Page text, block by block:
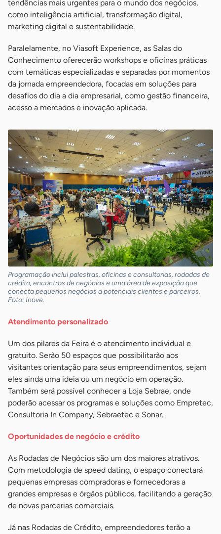
tendências mais urgentes para o mundo dos negócios,
como inteligência artificial, transformação digital,
marketing digital e sustentabilidade.
Paralelamente, no Viasoft Experience, as Salas do
Conhecimento oferecerão workshops e oficinas práticas
com temáticas especializadas e separadas por momentos
da jornada empreendedora, focadas em soluções para
desafios do dia a dia empresarial, como gestão financeira,
acesso a mercados e inovação aplicada.
Programação inclui palestras, oficinas e consultorias, rodadas de
crédito, encontros de negócios e uma área de exposição que
conecta pequenos negócios a potenciais clientes e parceiros.
Foto: Inove.
Atendimento personalizado
Um dos pilares da Feira é o atendimento individual e
gratuito. Serão 50 espaços que possibilitarão aos
visitantes orientação para seus empreendimentos, sejam
eles ainda uma ideia ou um negócio em operação.
Também será possível conhecer a Loja Sebrae, onde
poderão acessar os programas e soluções como Empretec,
Consultoria In Company, Sebraetec e Sonar.
Oportunidades de negócio e crédito
As Rodadas de Negócios são um dos maiores atrativos.
Com metodologia de speed dating, o espaço conectará
pequenas empresas compradoras e fornecedoras a
grandes empresas e órgãos públicos, facilitando a geração
de novas parcerias comerciais.
Já nas Rodadas de Crédito, empreendedores terão a